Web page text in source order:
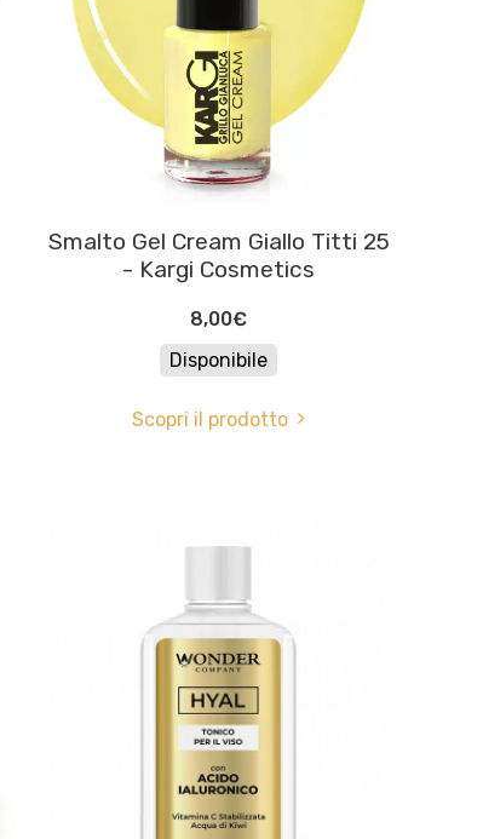
Smalto Gel Cream Giallo Titti 25
- Kargi Cosmetics
8,00€
Disponibile
Scopri il prodotto